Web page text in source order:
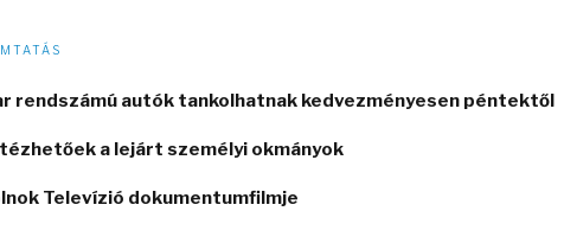
rendszámú autók tankolhatnak kedvezményesen péntektől
a lejárt személyi okmányok
Televízió dokumentumfilmje